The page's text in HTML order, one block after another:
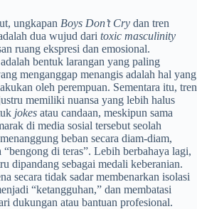
ungkapan Boys Don’t Cry dan tren
dua wujud dari toxic masculinity
ruang ekspresi dan emosional.
adalah bentuk larangan yang paling
menganggap menangis adalah hal yang
oleh perempuan. Sementara itu, tren
memiliki nuansa yang lebih halus
jokes atau candaan, meskipun sama
di media sosial tersebut seolah
beban secara diam-diam,
di teras”. Lebih berbahaya lagi,
dipandang sebagai medali keberanian.
secara tidak sadar membenarkan isolasi
“ketangguhan,” dan membatasi
dukungan atau bantuan profesional.